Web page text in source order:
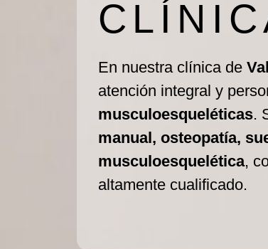
En nuestra clínica de
atención integral y
musculoesqueléticas.
manual, osteopatía,
musculoesquelética,
altamente cualificado.